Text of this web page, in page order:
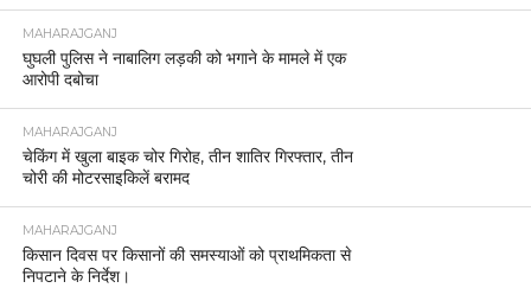
MAHARAJGANJ
घुघली पुलिस ने नाबालिग लड़की को भगाने के मामले में एक
आरोपी दबोचा
MAHARAJGANJ
चेकिंग में खुला बाइक चोर गिरोह, तीन शातिर गिरफ्तार, तीन
चोरी की मोटरसाइकिलें बरामद
MAHARAJGANJ
किसान दिवस पर किसानों की समस्याओं को प्राथमिकता से
निपटाने के निर्देश।